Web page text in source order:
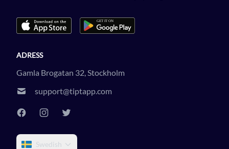
ADRESS
Gamla Brogatan 32, Stockholm
support@tiptapp.com
Swedish